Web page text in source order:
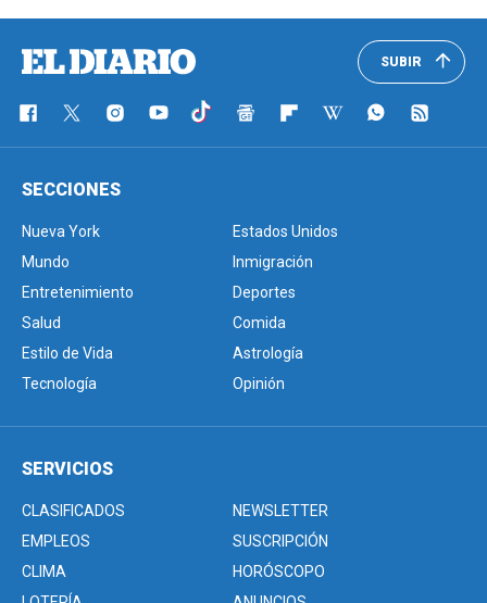
SUBIR
SECCIONES
Nueva York
Estados Unidos
Mundo
Inmigración
Entretenimiento
Deportes
Salud
Comida
Estilo de Vida
Astrología
Tecnología
Opinión
SERVICIOS
CLASIFICADOS
NEWSLETTER
EMPLEOS
SUSCRIPCIÓN
CLIMA
HORÓSCOPO